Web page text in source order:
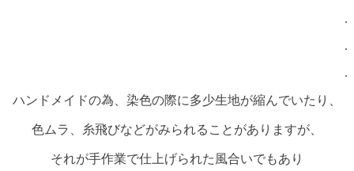
.
.
.
ハンドメイドの為、染色の際に多少生地が縮んでいたり、
色ムラ、糸飛びなどがみられることがありますが、
それが手作業で仕上げられた風合いでもあり